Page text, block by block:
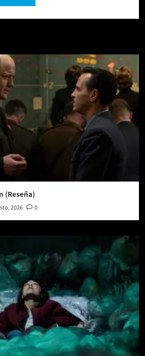
(Reseña)
2026 0